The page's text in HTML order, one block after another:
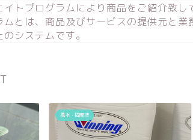
トプログラムにより商品をご紹介致し
ムとは、商品及びサービスの提供元と
システムです。
風水・格闘技